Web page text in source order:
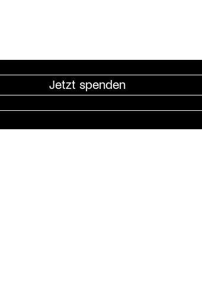
Jetzt spenden
Pressebereich